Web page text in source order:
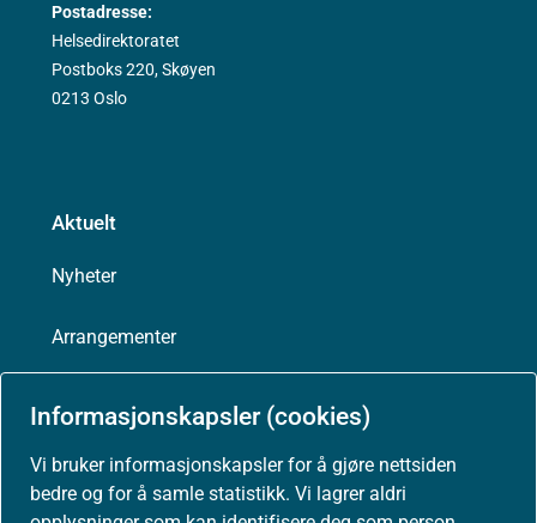
Informasjonskapsler (cookies)
Vi bruker informasjonskapsler for å gjøre nettsiden
bedre og for å samle statistikk. Vi lagrer aldri
Postadresse:
Helsedirektoratet
Postboks 220, Skøyen
0213 Oslo
Aktuelt
Nyheter
Arrangementer
Presse